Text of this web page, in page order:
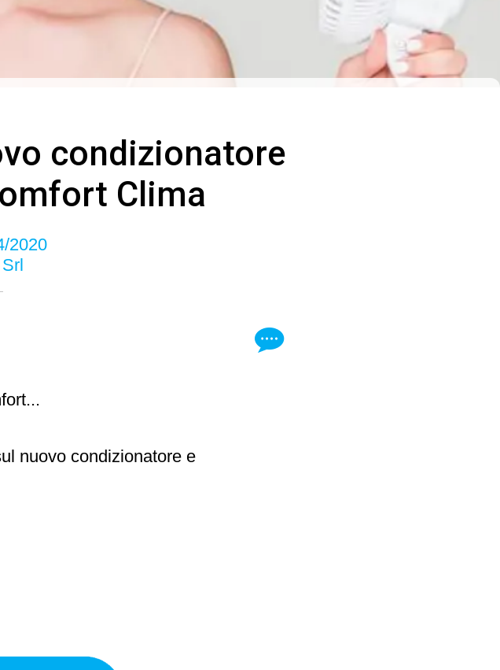
condizionatore
Clima
2020
nuovo condizionatore e